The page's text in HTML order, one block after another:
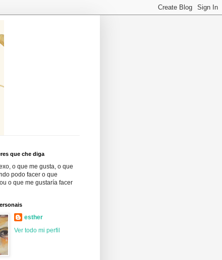
que che diga
o que me gusta, o que
podo facer o que
o que me gustaría facer
esther
Ver todo mi perfil